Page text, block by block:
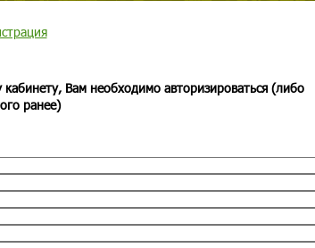
Вам необходимо авторизироваться (либо
ранее)